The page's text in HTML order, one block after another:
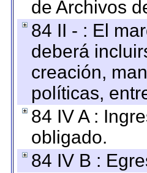
de Archivos
84 II - : El
deberá
creación,
políticas,
84 IV A :
obligado.
84 IV B :